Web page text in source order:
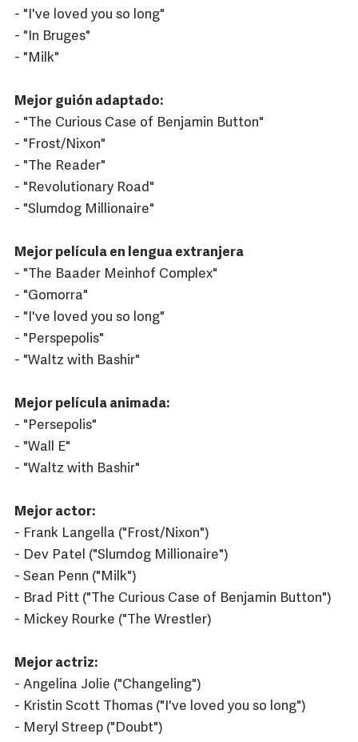
- "I've loved you so long"
- "In Bruges"
- "Milk"
Mejor guión adaptado:
- "The Curious Case of Benjamin Button"
- "Frost/Nixon"
- "The Reader"
- "Revolutionary Road"
- "Slumdog Millionaire"
Mejor película en lengua extranjera
- "The Baader Meinhof Complex"
- "Gomorra"
- "I've loved you so long"
- "Perspepolis"
- "Waltz with Bashir"
Mejor película animada:
- "Persepolis"
- "Wall E"
- "Waltz with Bashir"
Mejor actor:
- Frank Langella ("Frost/Nixon")
- Dev Patel ("Slumdog Millionaire")
- Sean Penn ("Milk")
- Brad Pitt ("The Curious Case of Benjamin Button")
- Mickey Rourke ("The Wrestler)
Mejor actriz:
- Angelina Jolie ("Changeling")
- Kristin Scott Thomas ("I've loved you so long")
- Meryl Streep ("Doubt")